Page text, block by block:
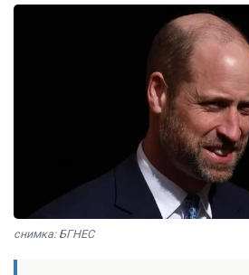
снимка: БГНЕС